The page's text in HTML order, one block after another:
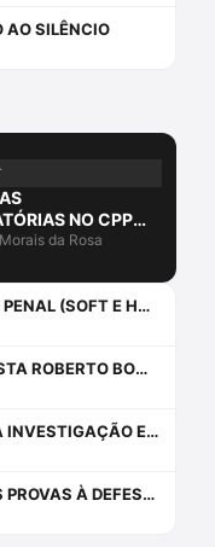
AO SILÊNCIO
NO CPP
da Rosa
#254 HABILIDADES NO PROCESSO PENAL (SOFT E HARD SKILLS)
#334 | THIAGO SCHUTZ ENTREVISTA ROBERTO BONA JÚNIOR
#277 DISTINÇÃO ENTRE PROVA DA INVESTIGAÇÃO E PROVA JUDICIAL
#275 O DEVER DE APRESENTAR AS PROVAS À DEFESA: CHERRY PICKING PROBATÓRIO